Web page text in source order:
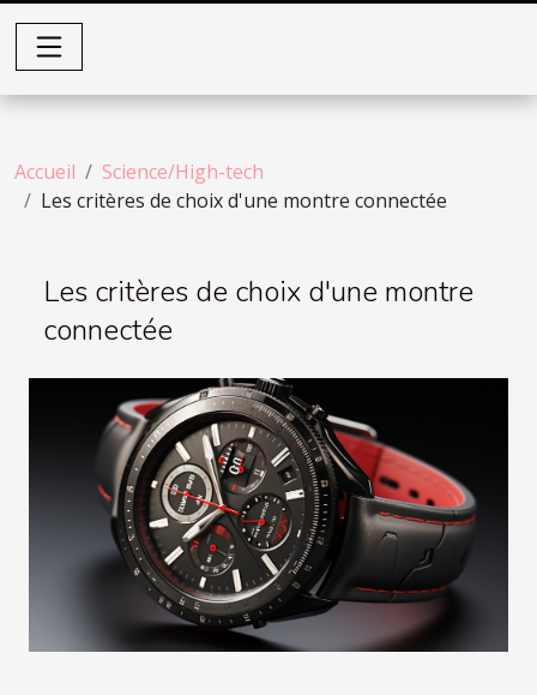
Accueil
Science/High-tech
Les critères de choix d'une montre connectée
Les critères de choix d'une montre
connectée